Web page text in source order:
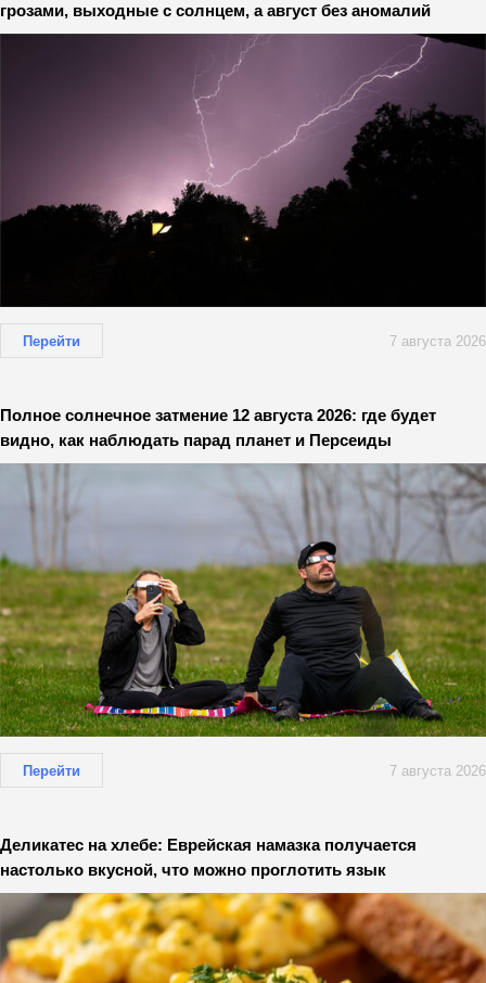
грозами, выходные с солнцем, а август без аномалий
Перейти 7 августа 2026
Полное солнечное затмение 12 августа 2026: где будет
видно, как наблюдать парад планет и Персеиды
Перейти 7 августа 2026
Деликатес на хлебе: Еврейская намазка получается
настолько вкусной, что можно проглотить язык